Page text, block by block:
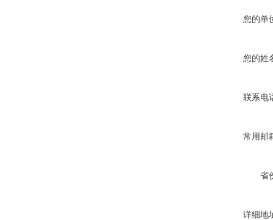
您的单
您的姓
联系电
常用邮
省
详细地